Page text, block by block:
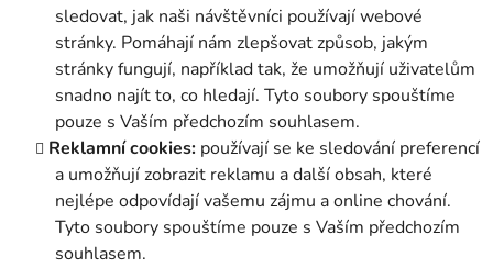
sledovat, jak naši návštěvníci používají webové
stránky. Pomáhají nám zlepšovat způsob, jakým
stránky fungují, například tak, že umožňují uživatelům
snadno najít to, co hledají. Tyto soubory spouštíme
pouze s Vaším předchozím souhlasem.
Reklamní cookies: používají se ke sledování preferencí
a umožňují zobrazit reklamu a další obsah, které
nejlépe odpovídají vašemu zájmu a online chování.
Tyto soubory spouštíme pouze s Vaším předchozím
souhlasem.